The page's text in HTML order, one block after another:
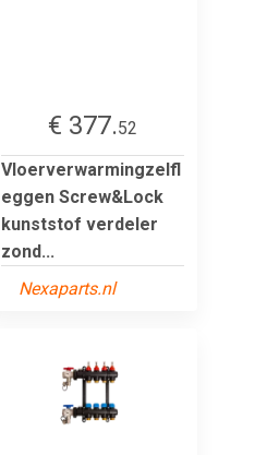
€ 377.52
Vloerverwarmingzelfl
eggen Screw&Lock
kunststof verdeler
zond...
Nexaparts.nl